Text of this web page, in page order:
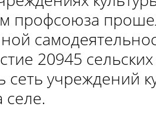
профсоюза
20945
сеть учреждений